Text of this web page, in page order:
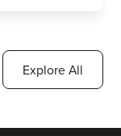
Explore All